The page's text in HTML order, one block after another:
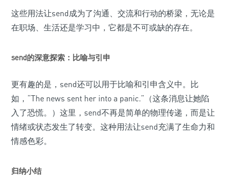
这些用法让send成为了沟通、交流和行动的桥梁，无论是
在职场、生活还是学习中，它都是不可或缺的存在。
send的深意探索：比喻与引申
更有趣的是，send还可以用于比喻和引申含义中。比
如，“The news sent her into a panic.”（这条消息让她陷
入了恐慌。）这里，send不再是简单的物理传递，而是让
情绪或状态发生了转变。这种用法让send充满了生命力和
情感色彩。
归纳小结